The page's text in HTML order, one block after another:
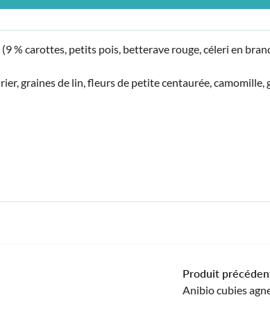
% carottes, petits pois, betterave rouge, céleri en
graines de lin, fleurs de petite centaurée, camomille,
Produit
Anibio cubies